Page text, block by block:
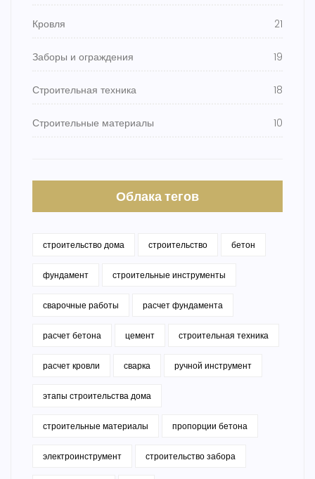
Кровля 21
Заборы и ограждения 19
Строительная техника 18
Строительные материалы 10
Облака тегов
строительство дома строительство бетон
фундамент строительные инструменты
сварочные работы расчет фундамента
расчет бетона цемент строительная техника
расчет кровли сварка ручной инструмент
этапы строительства дома
строительные материалы пропорции бетона
электроинструмент строительство забора